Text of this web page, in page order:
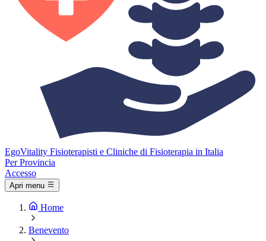
EgoVitality Fisioterapisti e Cliniche di Fisioterapia in Italia
Per Provincia
Accesso
Apri menu
Home
Benevento